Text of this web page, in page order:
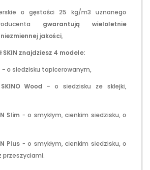
o gęstości 25 kg/m3 uznanego
gwarantują wieloletnie
jakości,
SKIN znajdziesz 4 modele:
- o siedzisku tapicerowanym,
SKINOWood - o siedzisku ze sklejki,
Slim - o smykłym, cienkim siedzisku, o
Plus - o smykłym, cienkim siedzisku, o
przeszyciami.